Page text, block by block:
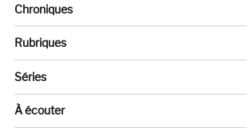
Chroniques
Rubriques
Séries
À écouter